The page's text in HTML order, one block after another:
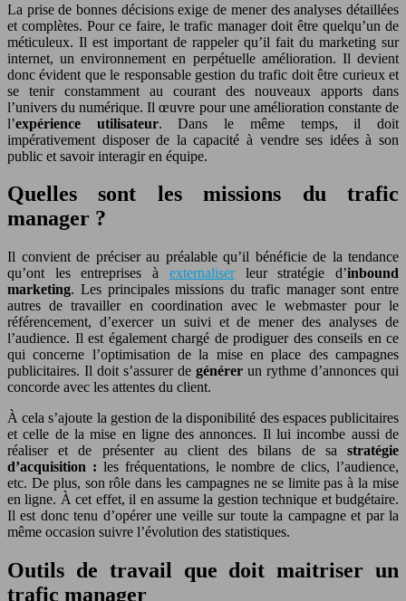
La prise de bonnes décisions exige de mener des analyses détaillées
et complètes. Pour ce faire, le trafic manager doit être quelqu’un de
méticuleux. Il est important de rappeler qu’il fait du marketing sur
internet, un environnement en perpétuelle amélioration. Il devient
donc évident que le responsable gestion du trafic doit être curieux et
se tenir constamment au courant des nouveaux apports dans
l’univers du numérique. Il œuvre pour une amélioration constante de
l’expérience utilisateur. Dans le même temps, il doit
impérativement disposer de la capacité à vendre ses idées à son
public et savoir interagir en équipe.
Quelles sont les missions du trafic
manager ?
Il convient de préciser au préalable qu’il bénéficie de la tendance
qu’ont les entreprises à externaliserleur stratégie d’inbound
marketing. Les principales missions du trafic manager sont entre
autres de travailler en coordination avec le webmaster pour le
référencement, d’exercer un suivi et de mener des analyses de
l’audience. Il est également chargé de prodiguer des conseils en ce
qui concerne l’optimisation de la mise en place des campagnes
publicitaires. Il doit s’assurer de générer un rythme d’annonces qui
concorde avec les attentes du client.
À cela s’ajoute la gestion de la disponibilité des espaces publicitaires
et celle de la mise en ligne des annonces. Il lui incombe aussi de
réaliser et de présenter au client des bilans de sa stratégie
d’acquisition : les fréquentations, le nombre de clics, l’audience,
etc. De plus, son rôle dans les campagnes ne se limite pas à la mise
en ligne. À cet effet, il en assume la gestion technique et budgétaire.
Il est donc tenu d’opérer une veille sur toute la campagne et par la
même occasion suivre l’évolution des statistiques.
Outils de travail que doit maitriser un
trafic manager